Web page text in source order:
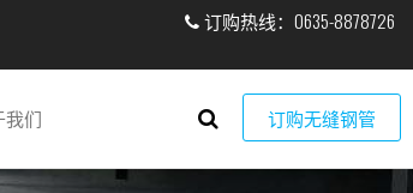
订购热线：0635-8878726
订购无缝钢管
我们